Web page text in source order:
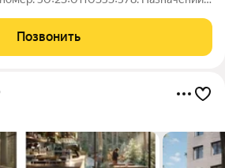
линия от дороги, подъезд
Позвонить